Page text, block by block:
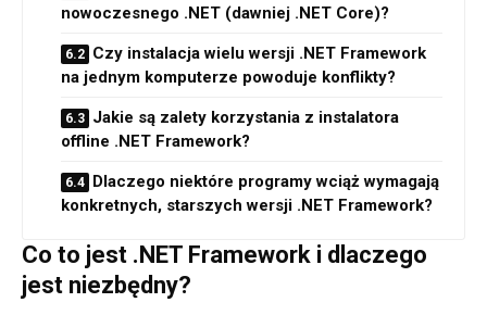
nowoczesnego .NET (dawniej .NET Core)?
Czy instalacja wielu wersji .NET Framework
na jednym komputerze powoduje konflikty?
Jakie są zalety korzystania z instalatora
offline .NET Framework?
Dlaczego niektóre programy wciąż wymagają
konkretnych, starszych wersji .NET Framework?
Co to jest .NET Framework i dlaczego
jest niezbędny?